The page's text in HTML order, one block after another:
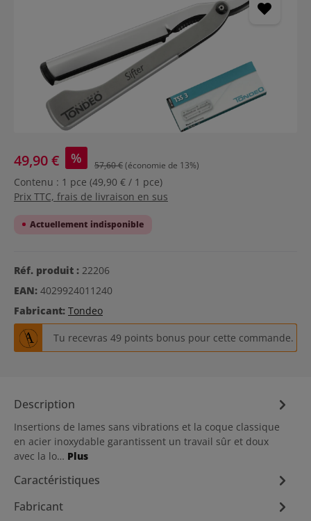
49,90 € % 57,60 €(économie de 13%)
Contenu : 1 pce (49,90 € / 1 pce)
Prix TTC, frais de livraison en sus
Actuellement indisponible
Réf. produit : 22206
EAN: 4029924011240
Fabricant: Tondeo
Tu recevras 49 points bonus pour cette commande.
Description
Insertions de lames sans vibrations et la coque classique
en acier inoxydable garantissent un travail sûr et doux
avec la lo… Plus
Caractéristiques
Fabricant